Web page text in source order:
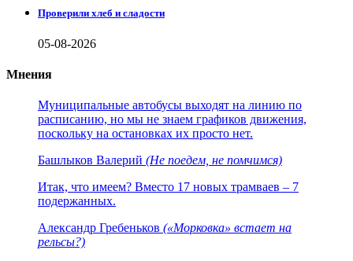
Проверили хлеб и сладости
05-08-2026
Мнения
Муниципальные автобусы выходят на линию по
расписанию, но мы не знаем графиков движения,
поскольку на остановках их просто нет.
Башлыков Валерий (Не поедем, не помчимся)
Итак, что имеем? Вместо 17 новых трамваев – 7
подержанных.
Александр Гребеньков («Морковка» встает на
рельсы?)